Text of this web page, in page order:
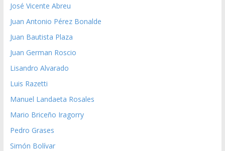
José Vicente Abreu
Juan Antonio Pérez Bonalde
Juan Bautista Plaza
Juan German Roscio
Lisandro Alvarado
Luis Razetti
Manuel Landaeta Rosales
Mario Briceño Iragorry
Pedro Grases
Simón Bolívar